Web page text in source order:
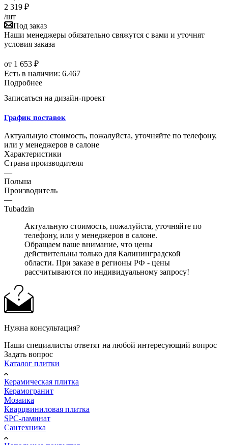
2 319 ₽
/шт
Под заказ
Наши менеджеры обязательно свяжутся с вами и уточнят
условия заказа
от 1 653 ₽
Есть в наличии: 6.467
Подробнее
Записаться на дизайн-проект
График поставок
Актуальную стоимость, пожалуйста, уточняйте по телефону,
или у менеджеров в салоне
Характеристики
Страна производителя
—
Польша
Производитель
—
Tubadzin
Актуальную стоимость, пожалуйста, уточняйте по
телефону, или у менеджеров в салоне.
Обращаем ваше внимание, что цены
действительны только для Калининградской
области. При заказе в регионы РФ - цены
рассчитываются по индивидуальному запросу!
Нужна консультация?
Наши специалисты ответят на любой интересующий вопрос
Задать вопрос
Каталог плитки
Керамическая плитка
Керамогранит
Мозаика
Кварцвиниловая плитка
SPC-ламинат
Сантехника